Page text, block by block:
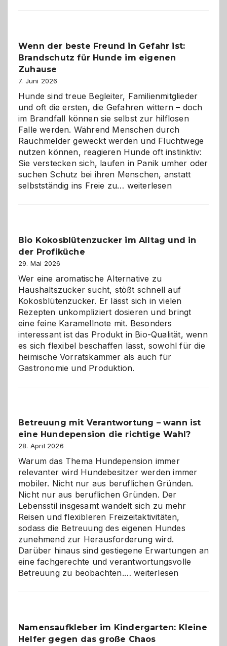
und
herzlich
Wenn der beste Freund in Gefahr ist:
Brandschutz für Hunde im eigenen
Zuhause
7. Juni 2026
Hunde sind treue Begleiter, Familienmitglieder
und oft die ersten, die Gefahren wittern – doch
im Brandfall können sie selbst zur hilflosen
Falle werden. Während Menschen durch
Rauchmelder geweckt werden und Fluchtwege
nutzen können, reagieren Hunde oft instinktiv:
Sie verstecken sich, laufen in Panik umher oder
suchen Schutz bei ihren Menschen, anstatt
selbstständig ins Freie zu… Wenn
Gefahr
für
Hunde
im
eigenen
Zuhause
weiterlesen
Bio Kokosblütenzucker im Alltag und in
der Profiküche
29. Mai 2026
Wer eine aromatische Alternative zu
Haushaltszucker sucht, stößt schnell auf
Kokosblütenzucker. Er lässt sich in vielen
Rezepten unkompliziert dosieren und bringt
eine feine Karamellnote mit. Besonders
interessant ist das Produkt in Bio-Qualität, wenn
es sich flexibel beschaffen lässt, sowohl für die
heimische Vorratskammer als auch für
Gastronomie und Produktion.
Betreuung mit Verantwortung – wann ist
eine Hundepension die richtige Wahl?
28. April 2026
Warum das Thema Hundepension immer
relevanter wird Hundebesitzer werden immer
mobiler. Nicht nur aus beruflichen Gründen.
Nicht nur aus beruflichen Gründen. Der
Lebensstil insgesamt wandelt sich zu mehr
Reisen und flexibleren Freizeitaktivitäten,
sodass die Betreuung des eigenen Hundes
zunehmend zur Herausforderung wird.
Darüber hinaus sind gestiegene Erwartungen an
eine fachgerechte und verantwortungsvolle
Betreuung zu beobachten.…Betreuung
ist
eine
weiterlesen
Namensaufkleber im Kindergarten: Kleine
Helfer gegen das große Chaos